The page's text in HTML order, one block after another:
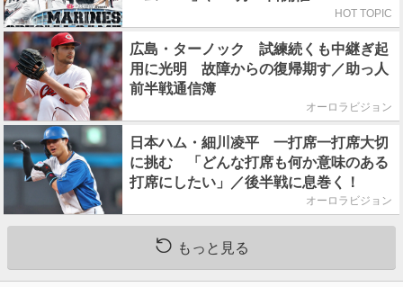
HOT TOPIC
広島・ターノック 試練続くも中継ぎ起
用に光明 故障からの復帰期す／助っ人
前半戦通信簿
オーロラビジョン
日本ハム・細川凌平 一打席一打席大切
に挑む 「どんな打席も何か意味のある
打席にしたい」／後半戦に息巻く！
オーロラビジョン
もっと見る